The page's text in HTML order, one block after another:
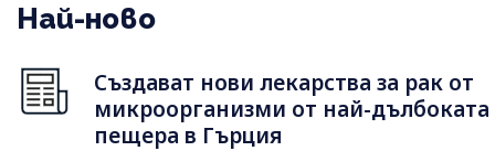
Най-ново
Създават нови лекарства за рак от
микроорганизми от най-дълбоката
пещера в Гърция